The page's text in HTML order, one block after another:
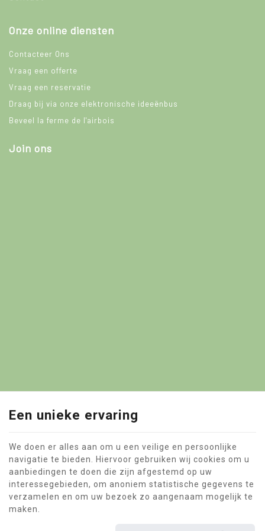
Onze online diensten
Contacteer Ons
Vraag een offerte
Vraag een reservatie
Draag bij via onze elektronische ideeënbus
Beveel la ferme de l'airbois
Join ons
Deze website maakt gebruik van cookies om de gebruikerservaring te
verbeteren.
Juridische informatie| Privacy| Cookies
© Copyright 2026 -
Een unieke ervaring
We doen er alles aan om u een veilige en persoonlijke
navigatie te bieden. Hiervoor gebruiken wij cookies om u
aanbiedingen te doen die zijn afgestemd op uw
interessegebieden, om anoniem statistische gegevens te
verzamelen en om uw bezoek zo aangenaam mogelijk te
maken.